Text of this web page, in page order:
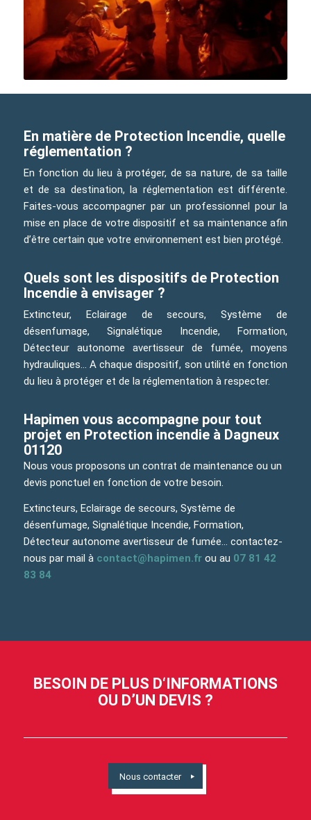
En matière de Protection Incendie, quelle
réglementation ?
En fonction du lieu à protéger, de sa nature, de sa taille
et de sa destination, la réglementation est différente.
Faites-vous accompagner par un professionnel pour la
mise en place de votre dispositif et sa maintenance afin
d’être certain que votre environnement est bien protégé.
Quels sont les dispositifs de Protection
Incendie à envisager ?
Extincteur, Eclairage de secours, Système de
désenfumage, Signalétique Incendie, Formation,
Détecteur autonome avertisseur de fumée, moyens
hydrauliques… A chaque dispositif, son utilité en fonction
du lieu à protéger et de la réglementation à respecter.
Hapimen vous accompagne pour tout
projet en Protection incendie à Dagneux
01120
Nous vous proposons un contrat de maintenance ou un
devis ponctuel en fonction de votre besoin.
Extincteurs, Eclairage de secours, Système de
désenfumage, Signalétique Incendie, Formation,
Détecteur autonome avertisseur de fumée… contactez-
nous par mail à contact@hapimen.frou au 07 81 42
83 84
BESOIN DE PLUS D‘INFORMATIONS
OU D’UN DEVIS ?
Nous contacter